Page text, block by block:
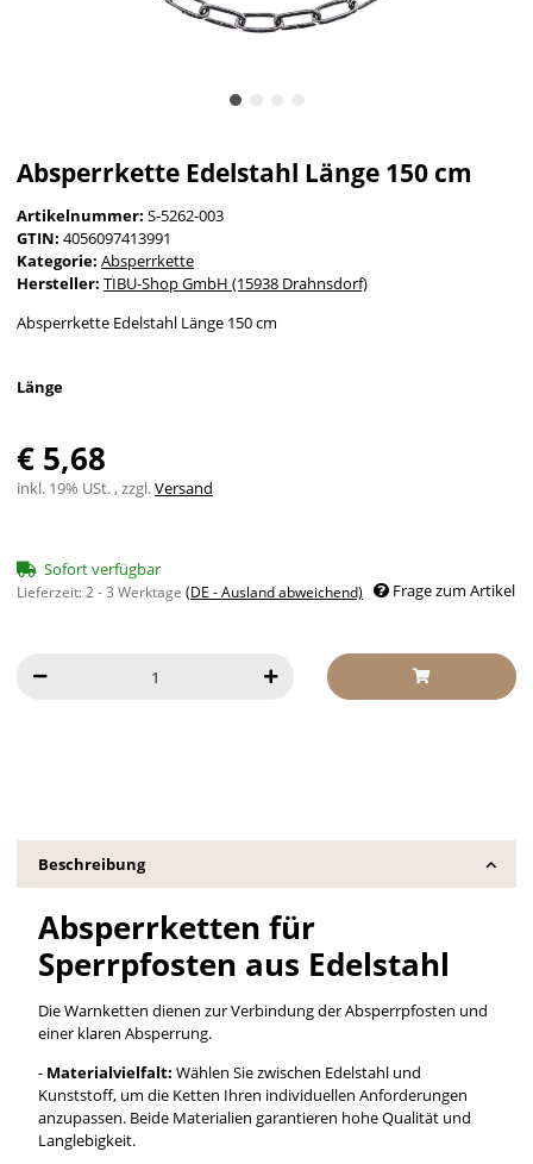
Absperrkette Edelstahl Länge 150 cm
Artikelnummer: S-5262-003
GTIN: 4056097413991
Kategorie: Absperrkette
Hersteller: TIBU-Shop GmbH (15938 Drahnsdorf)
Absperrkette Edelstahl Länge 150 cm
Länge
€ 5,68
inkl. 19% USt. , zzgl.Versand
Sofort verfügbar
Lieferzeit:2 - 3 Werktage (DE - Ausland abweichend) Frage zum Artikel
Beschreibung
Absperrketten für
Sperrpfosten aus Edelstahl
Die Warnketten dienen zur Verbindung der Absperrpfosten und
einer klaren Absperrung.
- Materialvielfalt: Wählen Sie zwischen Edelstahl und
Kunststoff, um die Ketten Ihren individuellen Anforderungen
anzupassen. Beide Materialien garantieren hohe Qualität und
Langlebigkeit.